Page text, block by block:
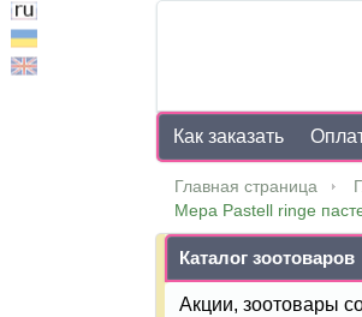
Как заказать
Главная страница
Мера Pastell ringe
Каталог зоотоваров
Акции, зоотовары